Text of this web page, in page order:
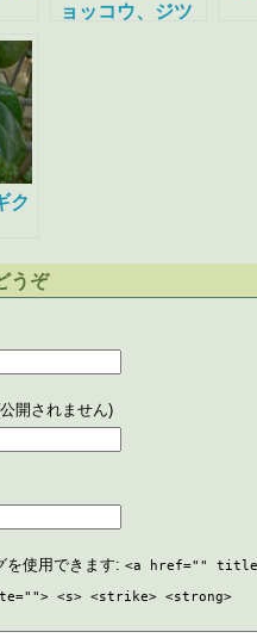
ョッコウ、ジツ
ク
うぞ
開されません)
を使用できます: <a href=""
<s> <strike> <strong>